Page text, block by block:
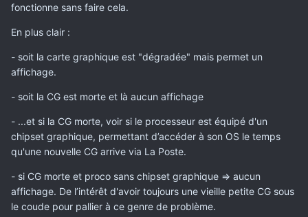
fonctionne sans faire cela.
En plus clair :
- soit la carte graphique est "dégradée" mais permet un
affichage.
- soit la CG est morte et là aucun affichage
- ...et si la CG morte, voir si le processeur est équipé d'un
chipset graphique, permettant d’accéder à son OS le temps
qu'une nouvelle CG arrive via La Poste.
- si CG morte et proco sans chipset graphique => aucun
affichage. De l’intérêt d'avoir toujours une vieille petite CG sous
le coude pour pallier à ce genre de problème.